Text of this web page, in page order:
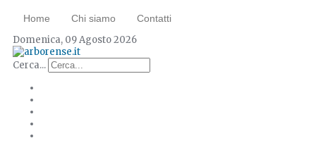
Home Chi siamo Contatti
Domenica, 09 Agosto 2026
Cerca...